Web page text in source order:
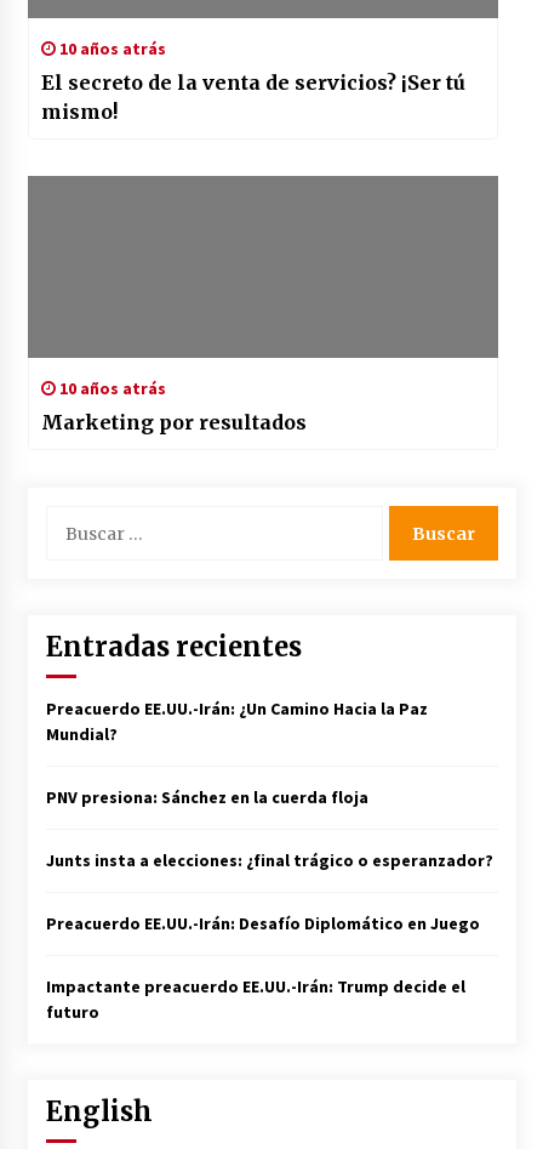
10 años atrás
El secreto de la venta de servicios? ¡Ser tú
mismo!
10 años atrás
Marketing por resultados
Entradas recientes
Preacuerdo EE.UU.-Irán: ¿Un Camino Hacia la Paz
Mundial?
PNV presiona: Sánchez en la cuerda floja
Junts insta a elecciones: ¿final trágico o esperanzador?
Preacuerdo EE.UU.-Irán: Desafío Diplomático en Juego
Impactante preacuerdo EE.UU.-Irán: Trump decide el
futuro
English